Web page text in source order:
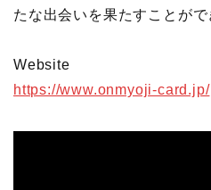
たな出会いを果たすことがで
Website
https://www.onmyoji-card.jp/